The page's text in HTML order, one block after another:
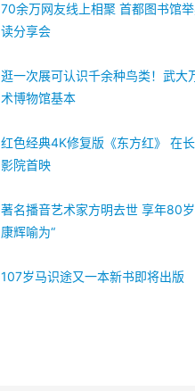
70余万网友线上相聚 首都图书馆
读分享会
逛一次展可认识千余种鸟类！武大
术博物馆基本
红色经典4K修复版《东方红》 在
影院首映
著名播音艺术家方明去世 享年80
康辉喻为“
107岁马识途又一本新书即将出版